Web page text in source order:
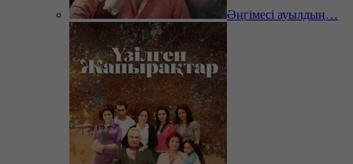
Әңгімесі ауылдың…